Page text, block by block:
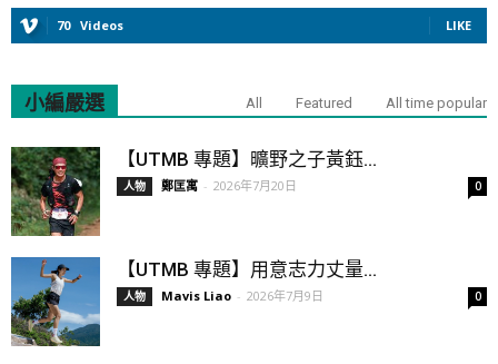
70 Videos LIKE
小編嚴選 All Featured All time popular
【UTMB 專題】曠野之子黃鈺...
人物 鄭匡寓 - 2026年7月20日 0
【UTMB 專題】用意志力丈量...
人物 Mavis Liao - 2026年7月9日 0